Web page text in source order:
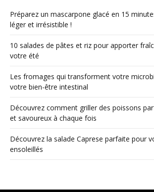
Préparez un mascarpone glacé en 15
léger et irrésistible !
10 salades de pâtes et riz pour apporter
votre été
Les fromages qui transforment votre
votre bien-être intestinal
Découvrez comment griller des poissons
et savoureux à chaque fois
Découvrez la salade Caprese parfaite pour
ensoleillés